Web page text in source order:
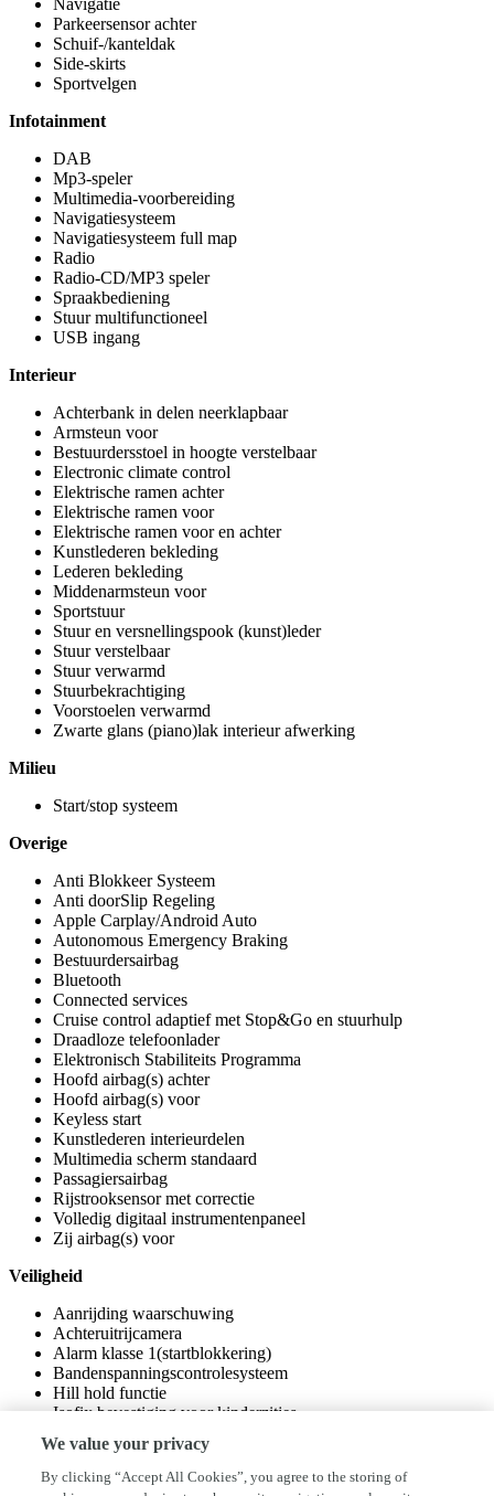
Navigatie
Parkeersensor achter
Schuif-/kanteldak
Side-skirts
Sportvelgen
Infotainment
DAB
Mp3-speler
Multimedia-voorbereiding
Navigatiesysteem
Navigatiesysteem full map
Radio
Radio-CD/MP3 speler
Spraakbediening
Stuur multifunctioneel
USB ingang
Interieur
Achterbank in delen neerklapbaar
Armsteun voor
Bestuurdersstoel in hoogte verstelbaar
Electronic climate control
Elektrische ramen achter
Elektrische ramen voor
Elektrische ramen voor en achter
Kunstlederen bekleding
Lederen bekleding
Middenarmsteun voor
Sportstuur
Stuur en versnellingspook (kunst)leder
Stuur verstelbaar
Stuur verwarmd
Stuurbekrachtiging
Voorstoelen verwarmd
Zwarte glans (piano)lak interieur afwerking
Milieu
Start/stop systeem
Overige
Anti Blokkeer Systeem
Anti doorSlip Regeling
Apple Carplay/Android Auto
Autonomous Emergency Braking
Bestuurdersairbag
Bluetooth
Connected services
Cruise control adaptief met Stop&Go en stuurhulp
Draadloze telefoonlader
Elektronisch Stabiliteits Programma
Hoofd airbag(s) achter
Hoofd airbag(s) voor
Keyless start
Kunstlederen interieurdelen
Multimedia scherm standaard
Passagiersairbag
Rijstrooksensor met correctie
Volledig digitaal instrumentenpaneel
Zij airbag(s) voor
Veiligheid
Aanrijding waarschuwing
Achteruitrijcamera
Alarm klasse 1(startblokkering)
Bandenspanningscontrolesysteem
Hill hold functie
Isofix bevestiging voor kinderzitjes
Vermoeidheids herkenning
We value your privacy
By clicking “Accept All Cookies”, you agree to the storing of